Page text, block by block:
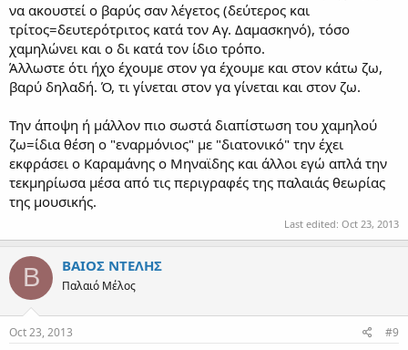
να ακουστεί ο βαρύς σαν λέγετος (δεύτερος και
τρίτος=δευτερότριτος κατά τον Αγ. Δαμασκηνό), τόσο
χαμηλώνει και ο δι κατά τον ίδιο τρόπο.
Άλλωστε ότι ήχο έχουμε στον γα έχουμε και στον κάτω ζω,
βαρύ δηλαδή. Ό, τι γίνεται στον γα γίνεται και στον ζω.
Την άποψη ή μάλλον πιο σωστά διαπίστωση του χαμηλού
ζω=ίδια θέση ο "εναρμόνιος" με "διατονικό" την έχει
εκφράσει ο Καραμάνης ο Μηναϊδης και άλλοι εγώ απλά την
τεκμηρίωσα μέσα από τις περιγραφές της παλαιάς θεωρίας
της μουσικής.
Last edited: Oct 23, 2013
Β ΒΑΙΟΣ ΝΤΕΛΗΣ
Παλαιό Μέλος
Oct 23, 2013 #9